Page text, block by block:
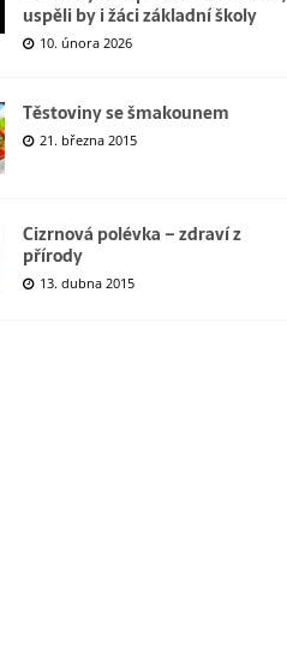
uspěli by i žáci základní školy
10. února 2026
Těstoviny se šmakounem
21. března 2015
Cizrnová polévka – zdraví z
přírody
13. dubna 2015